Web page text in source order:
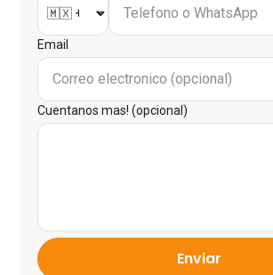
Email
Cuentanos mas! (opcional)
Enviar